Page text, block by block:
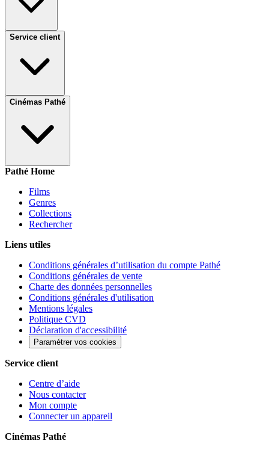
Service client
Cinémas Pathé
Pathé Home
Films
Genres
Collections
Rechercher
Liens utiles
Conditions générales d’utilisation du compte Pathé
Conditions générales de vente
Charte des données personnelles
Conditions générales d'utilisation
Mentions légales
Politique CVD
Déclaration d'accessibilité
Paramétrer vos cookies
Service client
Centre d’aide
Nous contacter
Mon compte
Connecter un appareil
Cinémas Pathé